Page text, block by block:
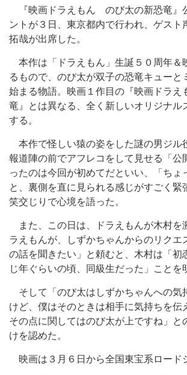
『映画ドラえもん のび太の新恐竜』
ントが３日、東京都内で行われ、ゲスト
拓哉が出席した。
本作は「ドラえもん」生誕５０周年＆
るもので、のび太が双子の恐竜キューと
始まる物語。映画１作目の『映画ドラ
竜』とは異なる、全く新しいオリジナル
する。
本作で怪しい猿の姿をした謎の男ジル
報道陣の前でアフレコをして見せる「公
ったのは今回が初めてだといい、「ちょ
と、裏側を直に見られる感じがすごく緊
笑交じりで心境を語った。
また、この日は、ドラえもんが木村を
ラえもんが、しずかちゃんからのリクエ
の話を聞きたい」と頼むと、木村は「初
じ年ぐらいの頃、同級生だった」ことを
そして「のび太はしずかちゃんへの気
けど、僕はそのときは相手に気持ちを伝
その点に関してはのび太が上ですね」と
けを認めた。
映画は３月６日から全国東宝系ロード